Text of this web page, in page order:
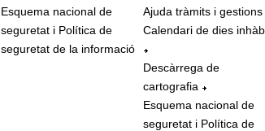
Esquema nacional de
seguretat i Política de
seguretat de la informació
Ajuda tràmits i gestions
Calendari de dies
Descàrrega de
cartografia
Esquema nacional de
seguretat i Política de